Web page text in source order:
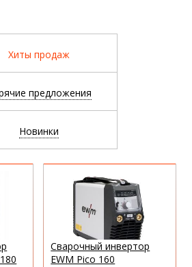
и материалов для сварки."
удалось организовать поставку
отзывы Клиентов
Хиты продаж
предложения
Новинки
Сварочный инвертор
EWM Pico 160